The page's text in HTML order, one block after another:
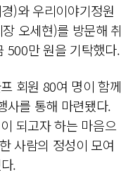
)와 우리이야기정원
오세현)를 방문해 취
500만 원을 기탁했다.
회원 80여 명이 함께
사를 통해 마련됐다.
되고자 하는 마음으
사람의 정성이 모여
.